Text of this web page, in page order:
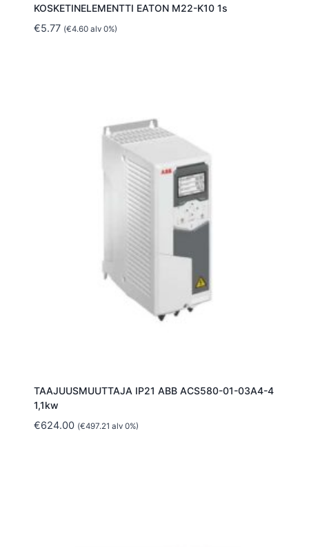
KOSKETINELEMENTTI EATON M22-K10 1s
€5.77 (€4.60alv 0%)
TAAJUUSMUUTTAJA IP21 ABB ACS580-01-03A4-4
1,1kw
€624.00 (€497.21 alv 0%)